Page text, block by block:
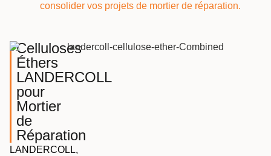
consolider vos projets de mortier de réparation.
Celluloses
Éthers
LANDERCOLL
pour
Mortier
de
Réparation
LANDERCOLL,